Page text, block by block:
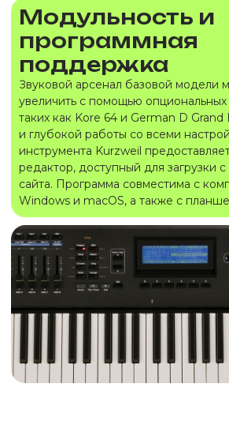
Модульность и
программная
поддержка
Звуковой арсенал базовой модели
увеличить с помощью
таких как Kore 64 и German D
и глубокой работы со всеми
инструмента Kurzweil
редактор, доступный для загрузки
сайта. Программа совместима с
Windows и macOS, а также с